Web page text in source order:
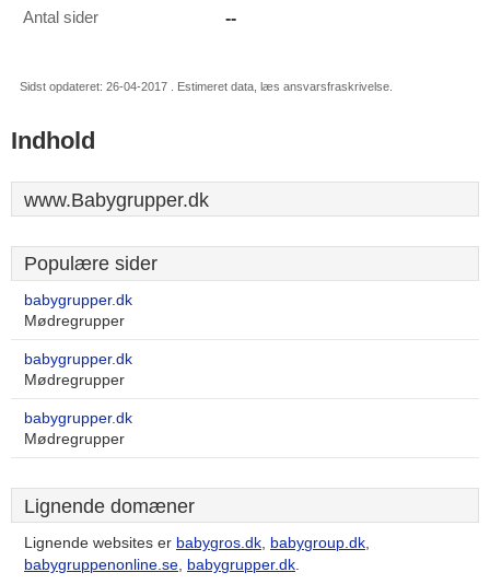
Antal sider --
Sidst opdateret: 26-04-2017 . Estimeret data, læs ansvarsfraskrivelse.
Indhold
www.Babygrupper.dk
Populære sider
babygrupper.dk
Mødregrupper
babygrupper.dk
Mødregrupper
babygrupper.dk
Mødregrupper
Lignende domæner
Lignende websites er babygros.dk, babygroup.dk,
babygruppenonline.se, babygrupper.dk.